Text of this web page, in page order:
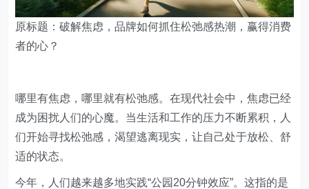
原标题：破解焦虑，品牌如何抓住松弛感热潮，赢得消费
者的心？
哪里有焦虑，哪里就有松弛感。在现代社会中，焦虑已经
成为困扰人们的心魔。当生活和工作的压力不断累积，人
们开始寻找松弛感，渴望逃离现实，让自己处于放松、舒
适的状态。
今年，人们越来越多地实践“公园20分钟效应”。这指的是